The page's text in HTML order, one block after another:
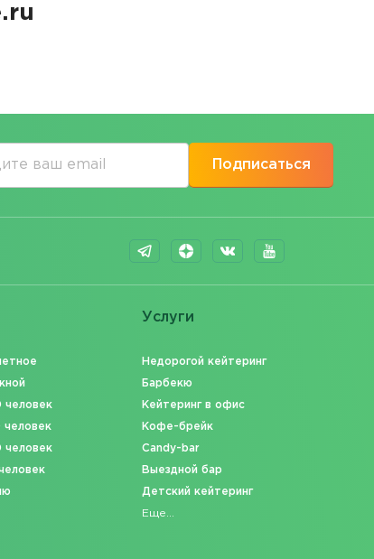
Подписаться
Услуги
Недорогой кейтеринг
Барбекю
Кейтеринг в офис
Кофе-брейк
Candy-bar
Выездной бар
Детский кейтеринг
Еще...